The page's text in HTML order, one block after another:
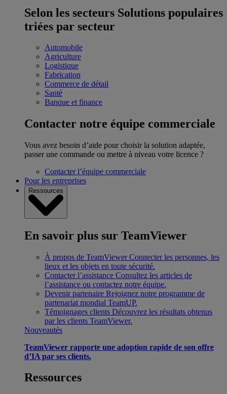
Selon les secteurs Solutions populaires
triées par secteur
Automobile
Agriculture
Logistique
Fabrication
Commerce de détail
Santé
Banque et finance
Contacter notre équipe commerciale
Vous avez besoin d’aide pour choisir la solution adaptée,
passer une commande ou mettre à niveau votre licence ?
Contacter l’équipe commerciale
Pour les entreprises
Ressources
En savoir plus sur TeamViewer
À propos de TeamViewer Connecter les personnes, les
lieux et les objets en toute sécurité.
Contacter l’assistance Consultez les articles de
l’assistance ou contactez notre équipe.
Devenir partenaire Rejoignez notre programme de
partenariat mondial TeamUP.
Témoignages clients Découvrez les résultats obtenus
par les clients TeamViewer.
Nouveautés
TeamViewer rapporte une adoption rapide de son offre
d’IA par ses clients.
Ressources